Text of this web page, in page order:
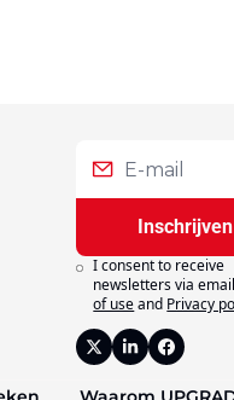
Inschrijven
I consent to receive
newsletters via
of useand Privacy